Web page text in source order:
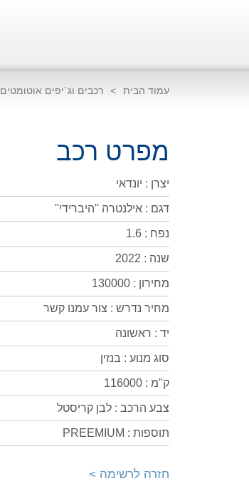
עמוד הבית > רכבים וג´יפים אוטומטים
מפרט רכב
יצרן : יונדאי
דגם : אילנטרה ''היברידי''
נפח : 1.6
שנה : 2022
מחירון : 130000
מחיר נדרש : צור עמנו קשר
יד : ראשונה
סוג מנוע : בנזין
ק''מ : 116000
צבע הרכב : לבן קריסטל
תוספות : PREEMIUM
חזרה לרשימה >